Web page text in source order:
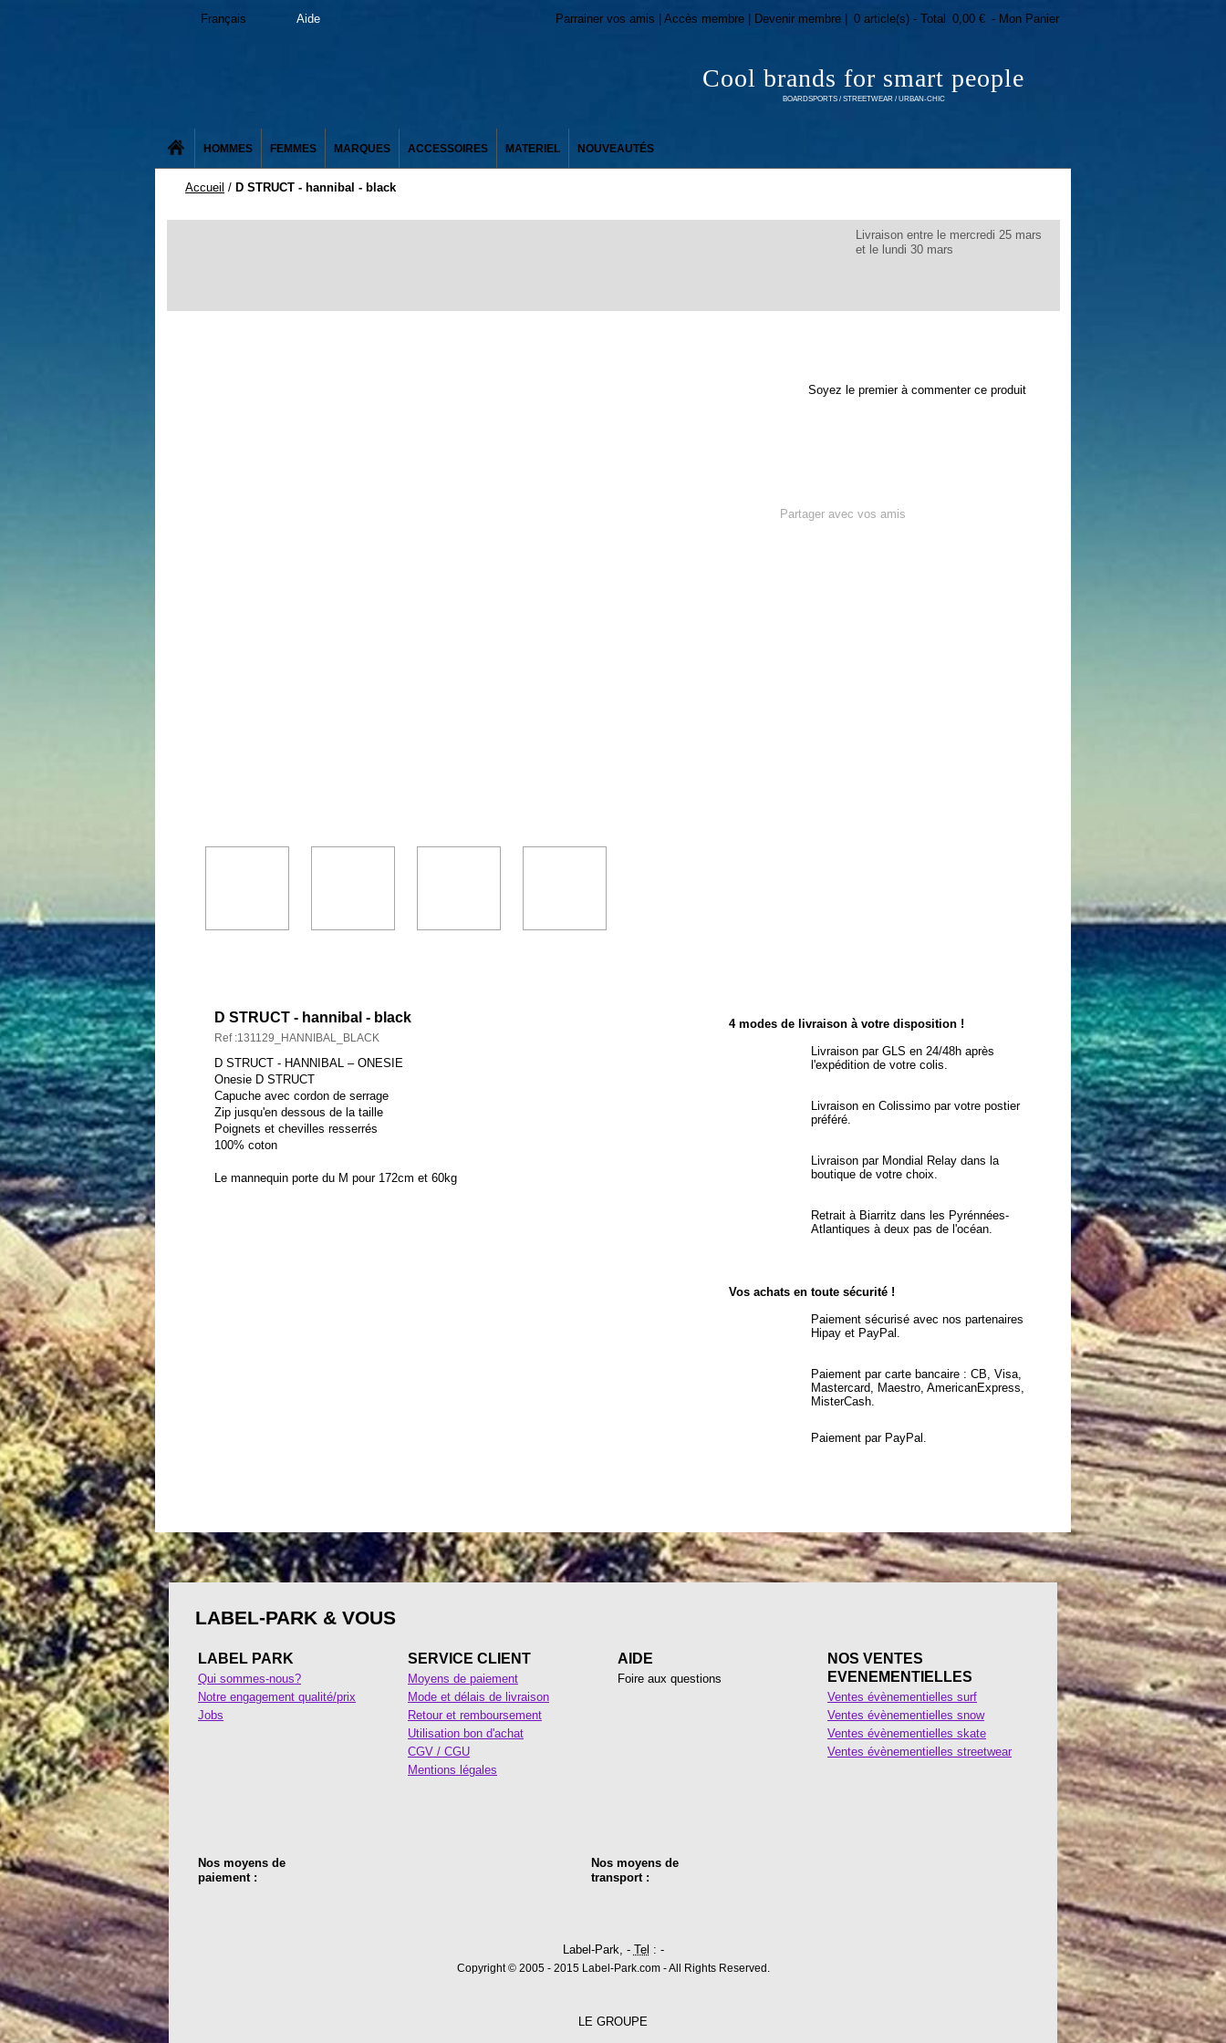
Cool brands for smart people
BOARDSPORTS / STREETWEAR / URBAN-CHIC
Français Aide Parrainer vos amis | Accès membre | Devenir membre | 0 article(s) - Total 0,00 € - Mon Panier
HOMMES FEMMES MARQUES ACCESSOIRES MATERIEL NOUVEAUTÉS
Accueil / D STRUCT - hannibal - black
Livraison entre le mercredi 25 mars
et le lundi 30 mars
Soyez le premier à commenter ce produit
Partager avec vos amis
D STRUCT - hannibal - black
Ref :131129_HANNIBAL_BLACK
D STRUCT - HANNIBAL – ONESIE
Onesie D STRUCT
Capuche avec cordon de serrage
Zip jusqu'en dessous de la taille
Poignets et chevilles resserrés
100% coton
Le mannequin porte du M pour 172cm et 60kg
4 modes de livraison à votre disposition !
Livraison par GLS en 24/48h après
l'expédition de votre colis.
Livraison en Colissimo par votre postier
préféré.
Livraison par Mondial Relay dans la
boutique de votre choix.
Retrait à Biarritz dans les Pyrénnées-
Atlantiques à deux pas de l'océan.
Vos achats en toute sécurité !
Paiement sécurisé avec nos partenaires
Hipay et PayPal.
Paiement par carte bancaire : CB, Visa,
Mastercard, Maestro, AmericanExpress,
MisterCash.
Paiement par PayPal.
LABEL-PARK & VOUS
LABEL PARK
Qui sommes-nous?
Notre engagement qualité/prix
Jobs
SERVICE CLIENT
Moyens de paiement
Mode et délais de livraison
Retour et remboursement
Utilisation bon d'achat
CGV / CGU
Mentions légales
AIDE
Foire aux questions
NOS VENTES
EVENEMENTIELLES
Ventes évènementielles surf
Ventes évènementielles snow
Ventes évènementielles skate
Ventes évènementielles streetwear
Nos moyens de
paiement :
Nos moyens de
transport :
Label-Park, - Tel : -
Copyright © 2005 - 2015 Label-Park.com - All Rights Reserved.
LE GROUPE